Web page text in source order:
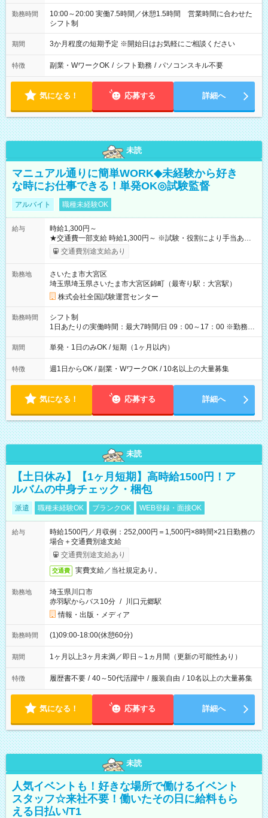
勤務時間
10:00～20:00 実働7.5時間／休憩1.5時間 営業時間に合わせた
シフト制
期間 3か月程度の短期予定 ※開始日はお気軽にご相談ください
特徴 副業・WワークOK / シフト勤務 / パソコンスキル不要
気になる！ 応募する 詳細へ
未読
マニュアル通りに簡単WORK◆未経験から好き
な時にお仕事できる！単発OK◎試験監督
アルバイト 職種未経験OK
給与
時給1,300円～
★交通費一部支給 時給1,300円～ ※試験・役割により手当あり
※勤務回数により昇給あり 【即給（前払い）オプションあ
り！】 希望される場合、勤務から1週間ほどで給与の一部を受け
例】 ・河合塾模擬試験 8:30～17:30（休憩1時間） 時給1,300円
×8時間＝日収10,400円＋交通費 ※当日の役割により時給＋100
円の場合あり ・国家試験 7:00～13:30（休憩なし） 時給1,300
円（役割手当＋100円）×6時間＝日収8,400円＋交通費 【試用期
間】試用期間なし
交通費別途支給あり
勤務地
さいたま市大宮区
埼玉県埼玉県さいたま市大宮区錦町（最寄り駅：大宮駅）
株式会社全国試験運営センター
勤務時間
シフト制
1日あたりの実働時間：最大7時間/日 09：00～17：00 ※勤務時
間は 試験により異なります。
期間 単発・1日のみOK / 短期（1ヶ月以内）
特徴 週1日からOK / 副業・WワークOK / 10名以上の大量募集
気になる！ 応募する 詳細へ
未読
【土日休み】【1ヶ月短期】高時給1500円！ア
ルバムの中身チェック・梱包
派遣 職種未経験OK ブランクOK WEB登録・面接OK
給与
時給1500円／月収例：252,000円＝1,500円×8時間×21日勤務の
場合＋交通費別途支給
交通費別途支給あり
交通費 実費支給／当社規定あり。
勤務地
埼玉県川口市
赤羽駅からバス10分 / 川口元郷駅
情報・出版・メディア
勤務時間 (1)09:00-18:00(休憩60分)
期間 1ヶ月以上3ヶ月未満／即日～1ヵ月間（更新の可能性あり）
特徴 履歴書不要 / 40～50代活躍中 / 服装自由 / 10名以上の大量募集
気になる！ 応募する 詳細へ
未読
人気イベントも！好きな場所で働けるイベント
スタッフ☆来社不要！働いたその日に給料もら
える日払い/T1